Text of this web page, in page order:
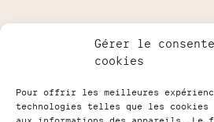
Gérer le
cookies
Pour offrir les meilleures
technologies telles que les cookies